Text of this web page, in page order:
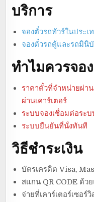
บริการ
จองตั๋วรถทัวร์ในประเ
จองตั๋วรถตู้และรถมินิ
ทำไมควรจอ
ราคาตั๋วที่จำหน่ายผ่า
ผ่านเคาร์เตอร์
ระบบจองเชื่อมต่อระ
ระบบยืนยันที่นั่งทันที
วิธีชำระเงิน
บัตรเครดิต Visa,
สแกน QR CODE ด้ว
จ่ายที่เคาร์เตอร์เซอร์